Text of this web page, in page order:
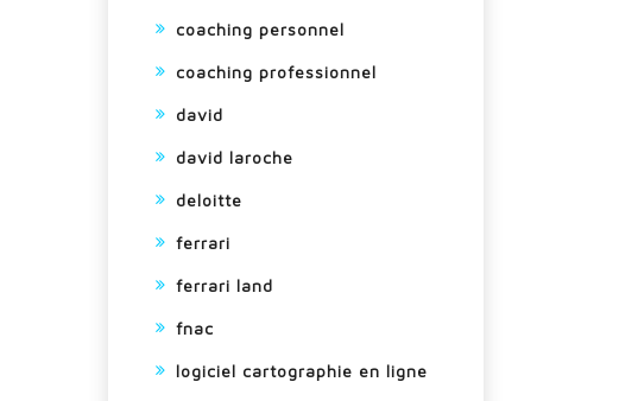
coaching personnel
coaching professionnel
david
david laroche
deloitte
ferrari
ferrari land
fnac
logiciel cartographie en ligne